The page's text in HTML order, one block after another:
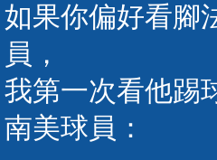
如果你偏好看腳
員，
我第一次看他踢
南美球員：